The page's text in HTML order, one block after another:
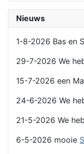
Nieuws
1-8-2026 Bas en
29-7-2026 We
15-7-2026 een
24-6-2026 We
21-5-2026 We
6-5-2026 mooie